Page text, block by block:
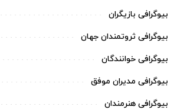
بیوگرافی بازیگران
بیوگرافی ثروتمندان جهان
بیوگرافی خوانندگان
بیوگرافی مدیران موفق
بیوگرافی هنرمندان